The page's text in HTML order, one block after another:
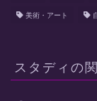
美術・アート
スタディの